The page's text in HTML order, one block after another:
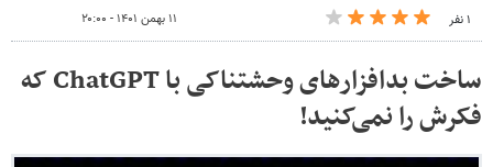
۱ نفر ۱۱ بهمن ۱۴۰۱ - ۲۰:۰۰
ساخت بدافزارهای وحشتناکی با ChatGPT که
فکرش را نمی‌کنید!